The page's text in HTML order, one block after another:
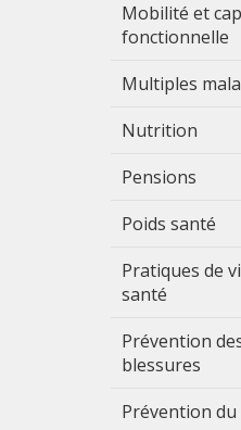
Mobilité et
fonctionnelle
Multiples
Nutrition
Pensions
Poids santé
Pratiques de
santé
Prévention
blessures
Prévention du